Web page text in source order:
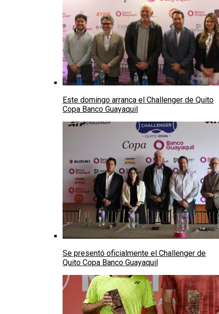
Este domingo arranca el Challenger de Quito
Copa Banco Guayaquil
Se presentó oficialmente el Challenger de
Quito Copa Banco Guayaquil